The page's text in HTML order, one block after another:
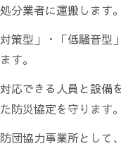
分業者に運搬します。
策型」・「低騒音型
す。
応できる人員と設備
防災協定を守ります。
団協力事業所として